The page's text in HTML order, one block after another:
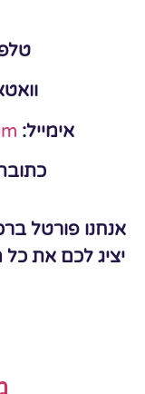
אימייל:
אנחנו פורטל
יציג לכם את